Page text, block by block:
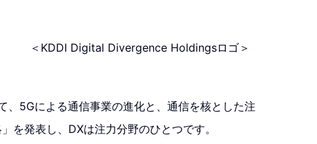
＜KDDI Digital Divergence Holdingsロゴ＞
5Gによる通信事業の進化と、通信を核とした注
を発表し、DXは注力分野のひとつです。